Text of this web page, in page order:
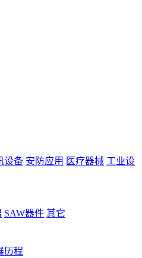
设备 安防应用 医疗器械 工业设
SAW器件 其它
历程